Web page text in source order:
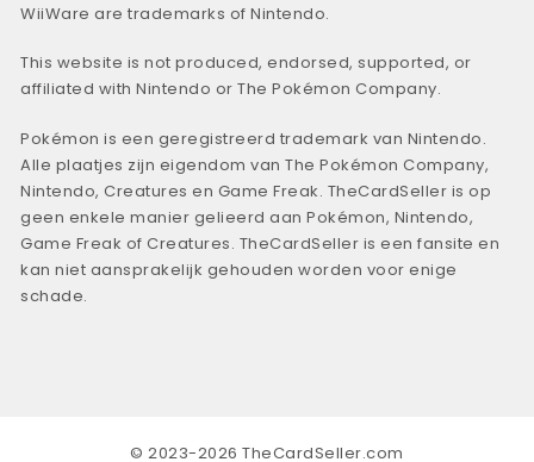
WiiWare are trademarks of Nintendo.
This website is not produced, endorsed, supported, or
affiliated with Nintendo or The Pokémon Company.
Pokémon is een geregistreerd trademark van Nintendo.
Alle plaatjes zijn eigendom van The Pokémon Company,
Nintendo, Creatures en Game Freak. TheCardSeller is op
geen enkele manier gelieerd aan Pokémon, Nintendo,
Game Freak of Creatures. TheCardSeller is een fansite en
kan niet aansprakelijk gehouden worden voor enige
schade.
© 2023-2026 TheCardSeller.com